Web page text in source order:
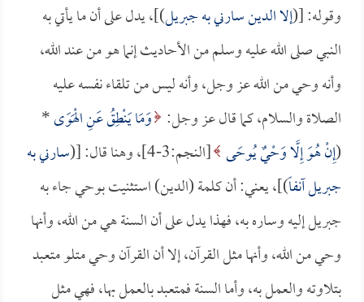
وقوله: [(إلا الدين سارني به جبريل)]، يدل على أن ما يأتي به
النبي صلى الله عليه وسلم من الأحاديث إنما هو من عند الله،
وأنه وحي من الله عز وجل، وأنه ليس من تلقاء نفسه عليه
الصلاة والسلام، كما قال عز وجل: وَمَا يَنْطِقُ عَنِ الْهَوَى*
(إِنْ هُوَ إِلَّا وَحْيٌ يُوحَى [النجم:3-4]، وهنا قال: [(
سارني به
جبريل آنفاً)]، يعني: أن كلمة (الدين) استثنيت بوحي جاء به
جبريل إليه وساره به، فهذا يدل على أن السنة هي من الله، وأنها
وحي من الله، وأنها مثل القرآن، إلا أن القرآن وحي متلو متعبد
بتلاوته والعمل به، وأما السنة فمتعبد بالعمل بها، فهي مثل